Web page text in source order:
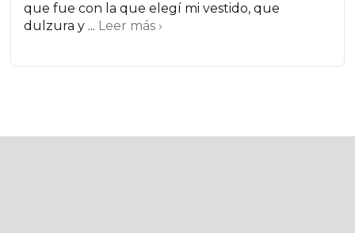
que fue con la que elegí mi vestido, que
dulzura y ... Leer más ›